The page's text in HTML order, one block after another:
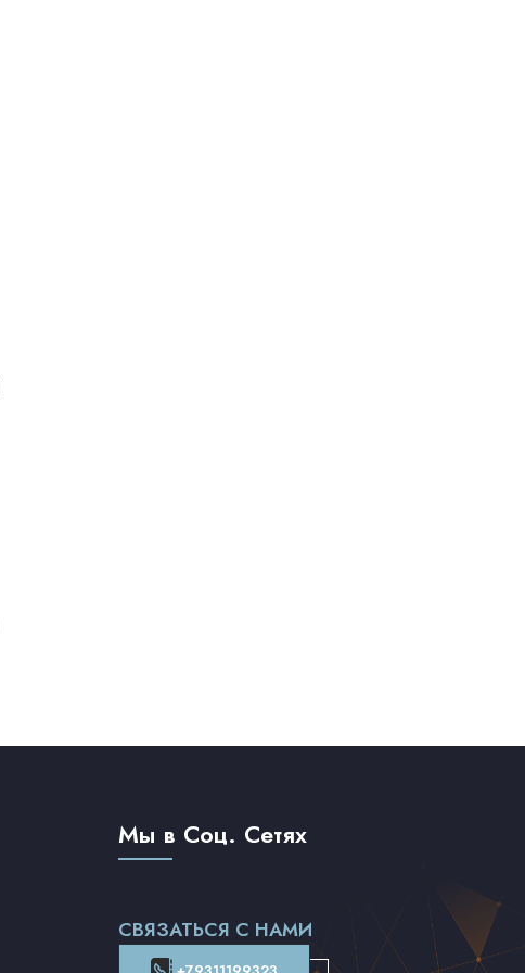
Мы в Соц. Сетях
СВЯЗАТЬСЯ С НАМИ